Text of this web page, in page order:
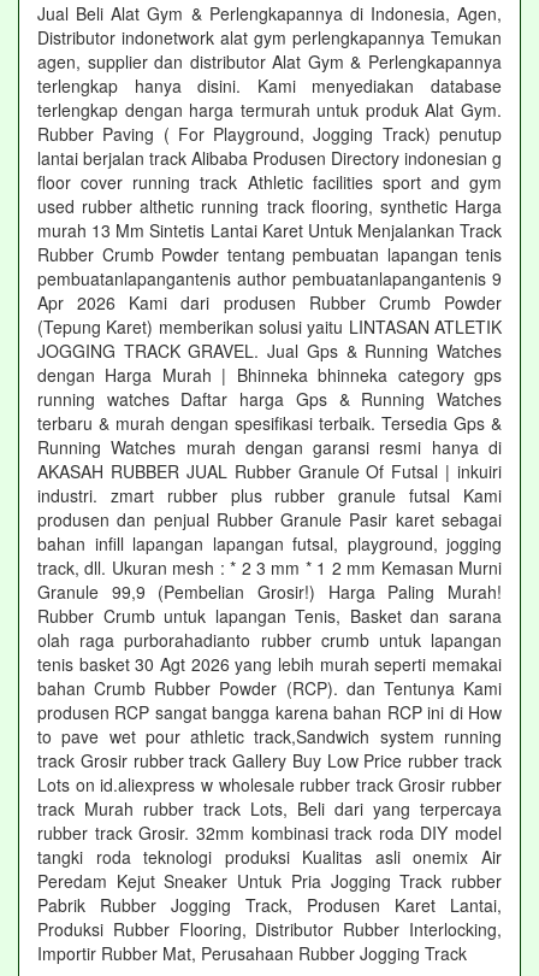
Jual Beli Alat Gym & Perlengkapannya di Indonesia, Agen,
Distributor indonetwork alat gym perlengkapannya Temukan
agen, supplier dan distributor Alat Gym & Perlengkapannya
terlengkap hanya disini. Kami menyediakan database
terlengkap dengan harga termurah untuk produk Alat Gym.
Rubber Paving ( For Playground, Jogging Track) penutup
lantai berjalan track Alibaba Produsen Directory indonesian g
floor cover running track Athletic facilities sport and gym
used rubber althetic running track flooring, synthetic Harga
murah 13 Mm Sintetis Lantai Karet Untuk Menjalankan Track
Rubber Crumb Powder tentang pembuatan lapangan tenis
pembuatanlapangantenis author pembuatanlapangantenis 9
Apr 2026 Kami dari produsen Rubber Crumb Powder
(Tepung Karet) memberikan solusi yaitu LINTASAN ATLETIK
JOGGING TRACK GRAVEL. Jual Gps & Running Watches
dengan Harga Murah | Bhinneka bhinneka category gps
running watches Daftar harga Gps & Running Watches
terbaru & murah dengan spesifikasi terbaik. Tersedia Gps &
Running Watches murah dengan garansi resmi hanya di
AKASAH RUBBER JUAL Rubber Granule Of Futsal | inkuiri
industri. zmart rubber plus rubber granule futsal Kami
produsen dan penjual Rubber Granule Pasir karet sebagai
bahan infill lapangan lapangan futsal, playground, jogging
track, dll. Ukuran mesh : * 2 3 mm * 1 2 mm Kemasan Murni
Granule 99,9 (Pembelian Grosir!) Harga Paling Murah!
Rubber Crumb untuk lapangan Tenis, Basket dan sarana
olah raga purborahadianto rubber crumb untuk lapangan
tenis basket 30 Agt 2026 yang lebih murah seperti memakai
bahan Crumb Rubber Powder (RCP). dan Tentunya Kami
produsen RCP sangat bangga karena bahan RCP ini di How
to pave wet pour athletic track,Sandwich system running
track Grosir rubber track Gallery Buy Low Price rubber track
Lots on id.aliexpress w wholesale rubber track Grosir rubber
track Murah rubber track Lots, Beli dari yang terpercaya
rubber track Grosir. 32mm kombinasi track roda DIY model
tangki roda teknologi produksi Kualitas asli onemix Air
Peredam Kejut Sneaker Untuk Pria Jogging Track rubber
Pabrik Rubber Jogging Track, Produsen Karet Lantai,
Produksi Rubber Flooring, Distributor Rubber Interlocking,
Importir Rubber Mat, Perusahaan Rubber Jogging Track